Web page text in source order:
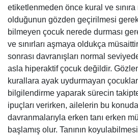
etiketlenmeden önce kural ve
olduğunun gözden geçirilmesi
bilmeyen çocuk nerede durması
ve sınırları aşmaya oldukça
sonrası davranışları normal
asla hiperaktif çocuk değildir.
kurallara ayak uydurmayan
bilgilendirme yaparak sürecin
ipuçları verirken, ailelerin bu
davranmalarıyla erken tanı erken
başlamış olur. Tanının